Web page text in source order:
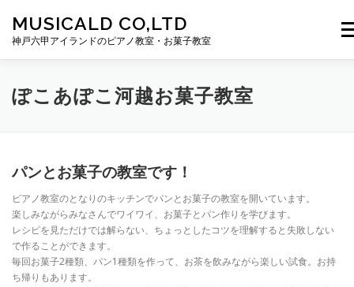
MUSICALD CO,LTD
神戸六甲アイランドのピアノ教室・お菓子教室
メ
HOME ぽこあぽこ河越音楽教室
ぽこあぽこ河越お菓子教室
パンとお菓子の教室です！
ピアノ教室のとなりのキッチンでパンとお菓子の教室を開いています。
楽しみながらみなさんでワイワイ、お菓子とパン作りを学びます。
レシピを見ただけでは解らない、ちょっとしたコツを理解すると失敗しない
で作ることができます。
毎回お菓子2種類、パン1種類を作って、お茶を飲みながら楽しい試食。お持
ち帰りもあります。